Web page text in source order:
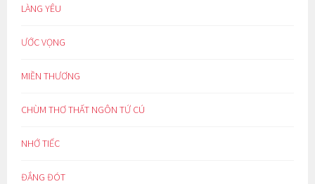
LÀNG YÊU
ƯỚC VỌNG
MIỀN THƯƠNG
CHÙM THƠ THẤT NGÔN TỨ CÚ
NHỚ TIẾC
ĐẮNG ĐÓT